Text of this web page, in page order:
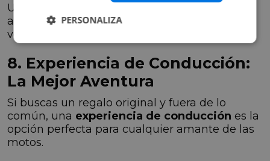
Un detalle práctico y diferente que cualquier
amante de las motos apreciará para cuidar su
vehículo.
8. Experiencia de Conducción:
La Mejor Aventura
Si buscas un regalo original y fuera de lo
común, una experiencia de conducción es la
opción perfecta para cualquier amante de las
motos.
PERSONALIZA